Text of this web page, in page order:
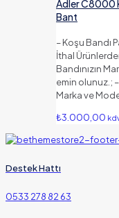
Adler C8000
Bant
– Koşu Bandı
İthal
Bandınızın
emin olunuz.;
Marka ve
₺3.000,00
Destek Hattı
0533 278 82 63